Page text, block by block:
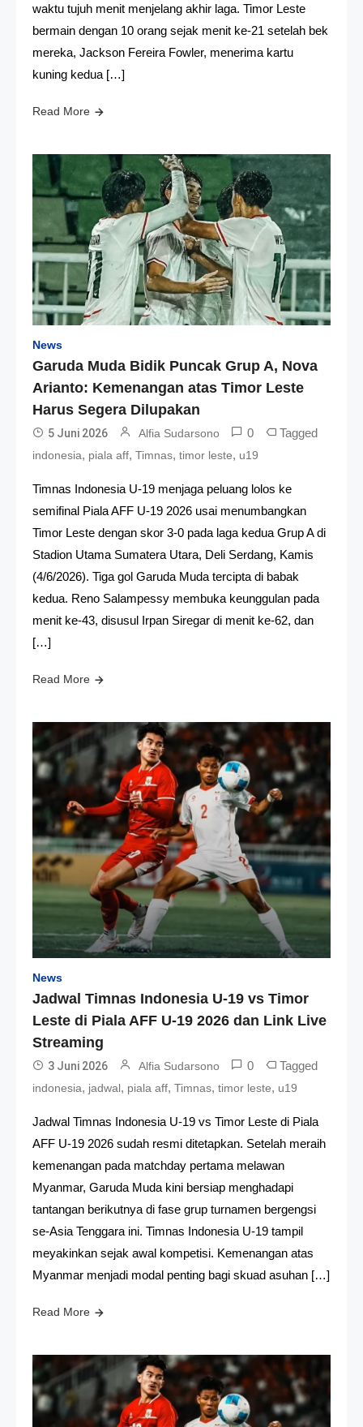
waktu tujuh menit menjelang akhir laga. Timor Leste
bermain dengan 10 orang sejak menit ke-21 setelah bek
mereka, Jackson Fereira Fowler, menerima kartu
kuning kedua […]
Read More
News
Garuda Muda Bidik Puncak Grup A, Nova
Arianto: Kemenangan atas Timor Leste
Harus Segera Dilupakan
5 Juni 2026 Alfia Sudarsono 0 Tagged
indonesia, piala aff, Timnas, timor leste, u19
Timnas Indonesia U-19 menjaga peluang lolos ke
semifinal Piala AFF U-19 2026 usai menumbangkan
Timor Leste dengan skor 3-0 pada laga kedua Grup A di
Stadion Utama Sumatera Utara, Deli Serdang, Kamis
(4/6/2026). Tiga gol Garuda Muda tercipta di babak
kedua. Reno Salampessy membuka keunggulan pada
menit ke-43, disusul Irpan Siregar di menit ke-62, dan
[…]
Read More
News
Jadwal Timnas Indonesia U-19 vs Timor
Leste di Piala AFF U-19 2026 dan Link Live
Streaming
3 Juni 2026 Alfia Sudarsono 0 Tagged
indonesia, jadwal, piala aff, Timnas, timor leste, u19
Jadwal Timnas Indonesia U-19 vs Timor Leste di Piala
AFF U-19 2026 sudah resmi ditetapkan. Setelah meraih
kemenangan pada matchday pertama melawan
Myanmar, Garuda Muda kini bersiap menghadapi
tantangan berikutnya di fase grup turnamen bergengsi
se-Asia Tenggara ini. Timnas Indonesia U-19 tampil
meyakinkan sejak awal kompetisi. Kemenangan atas
Myanmar menjadi modal penting bagi skuad asuhan […]
Read More